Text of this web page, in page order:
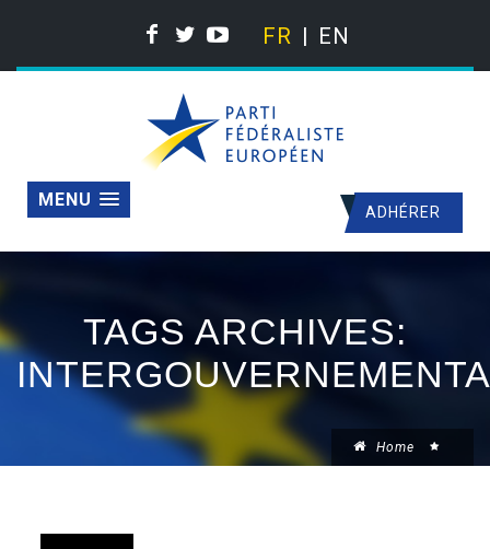
FR EN
ADHÉRER
MENU
TAGS ARCHIVES:
Home